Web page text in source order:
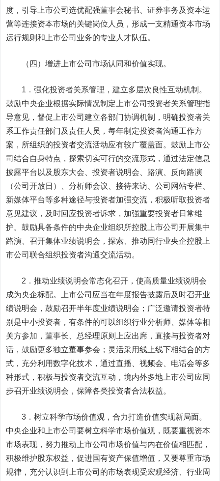
度，引导上市公司选优配强董事会秘书、证券事务及资本运
营等连接资本市场的关键岗位人员，形成一支精通资本市场
运行规则和上市公司业务的专业人才队伍。
（四）增进上市公司市场认同和价值实现。
1．强化投资者关系管理，建立多层次良性互动机制。
鼓励中央企业根据实际情况制定上市公司投资者关系管理指
导意见，督促上市公司建立各部门协调机制，明确投资者关
系工作责任部门及责任人员，每年制定投资者沟通工作方
案，所组织的投资者交流活动应有较广覆盖面。鼓励上市公
司结合自身特点，探索切实可行的交流形式，通过法定信息
披露平台以及股东大会、投资者说明会、路演、反向路演
（公司开放日）、分析师会议、接待来访、公司网站专栏、
新媒体平台等多种途径与投资者加强交流，积极听取投资者
意见建议，及时回应投资者诉求，加强重要投资者日常维
护。鼓励具备条件的中央企业组织所控股上市公司开展集中
路演、召开集体业绩说明会，探索、推动同行业央企控股上
市公司联合组织投资者沟通交流活动。
2．推动业绩说明会常态化召开，使高质量业绩说明会
成为央企标配。上市公司应当在年度报告披露后及时召开业
绩说明会，鼓励召开半年度业绩说明会；广泛邀请投资者特
别是中小投资者，有条件的可以组织行业分析师、媒体等相
关方参加，董事长、总经理原则上应出席，直接与投资者对
话，鼓励更多独立董事参会；灵活采用线上线下相结合的方
式，充分利用数字化技术，通过直播、视频会、电话会等多
种形式，积极与投资者交流互动，境内外多地上市公司应同
步召开业绩说明会，保障各类投资者合法权益。
3．树立科学市场价值观，合力打造价值实现新局面。
中央企业和上市公司要树立科学市场价值观，既要重视资本
市场表现，努力推动上市公司市场价值与内在价值相匹配，
积极维护股东权益，促进国有资产保值增值，又要尊重市场
规律，充分认识到上市公司的市场表现受宏观经济、行业周